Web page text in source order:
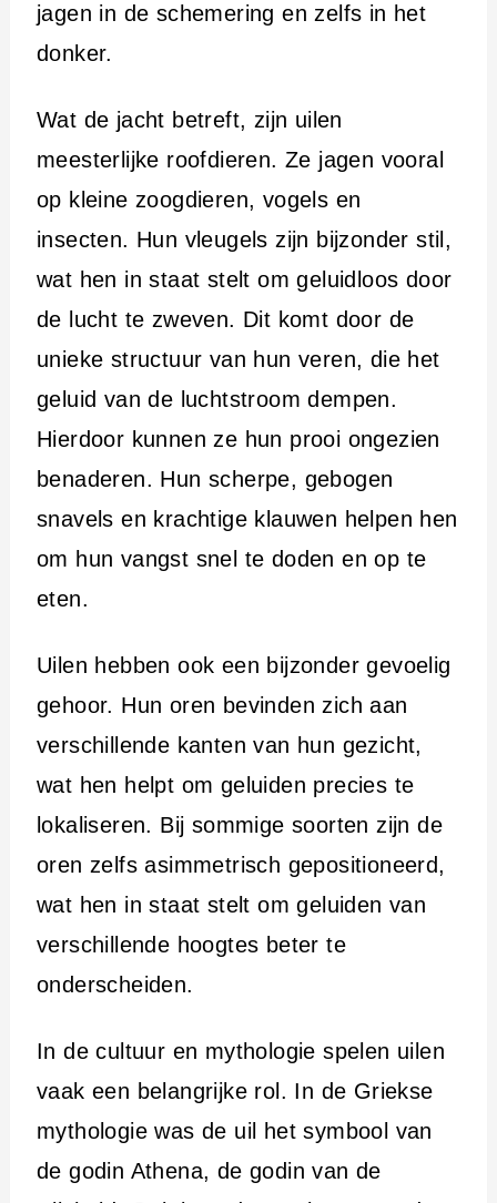
jagen in de schemering en zelfs in het
donker.
Wat de jacht betreft, zijn uilen
meesterlijke roofdieren. Ze jagen vooral
op kleine zoogdieren, vogels en
insecten. Hun vleugels zijn bijzonder stil,
wat hen in staat stelt om geluidloos door
de lucht te zweven. Dit komt door de
unieke structuur van hun veren, die het
geluid van de luchtstroom dempen.
Hierdoor kunnen ze hun prooi ongezien
benaderen. Hun scherpe, gebogen
snavels en krachtige klauwen helpen hen
om hun vangst snel te doden en op te
eten.
Uilen hebben ook een bijzonder gevoelig
gehoor. Hun oren bevinden zich aan
verschillende kanten van hun gezicht,
wat hen helpt om geluiden precies te
lokaliseren. Bij sommige soorten zijn de
oren zelfs asimmetrisch gepositioneerd,
wat hen in staat stelt om geluiden van
verschillende hoogtes beter te
onderscheiden.
In de cultuur en mythologie spelen uilen
vaak een belangrijke rol. In de Griekse
mythologie was de uil het symbool van
de godin Athena, de godin van de